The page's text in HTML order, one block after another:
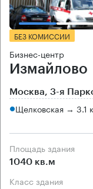
БЕЗ КОМИССИИ
Бизнес-центр
Измайлово
Москва, 3-я
Щелковская → 3.1
Площадь здания
1040 кв.м
Класс здания